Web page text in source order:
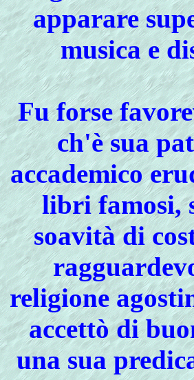
apparare
musica e
Fu forse
ch'è sua
accademico
libri famosi,
soavità di
religione
accettò di
una sua